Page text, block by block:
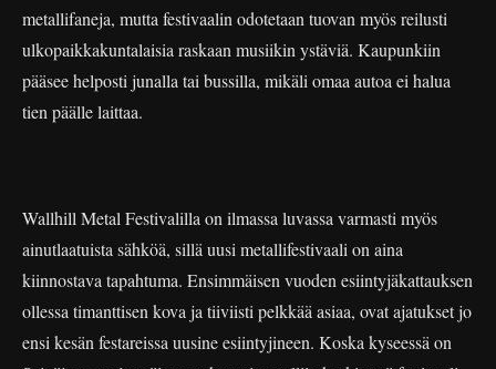
metallifaneja, mutta festivaalin odotetaan tuovan myös reilusti
ulkopaikkakuntalaisia raskaan musiikin ystäviä. Kaupunkiin
pääsee helposti junalla tai bussilla, mikäli omaa autoa ei halua
tien päälle laittaa.
Wallhill Metal Festivalilla on ilmassa luvassa varmasti myös
ainutlaatuista sähköä, sillä uusi metallifestivaali on aina
kiinnostava tapahtuma. Ensimmäisen vuoden esiintyjäkattauksen
ollessa timanttisen kova ja tiiviisti pelkkää asiaa, ovat ajatukset jo
ensi kesän festareissa uusine esiintyjineen. Koska kyseessä on